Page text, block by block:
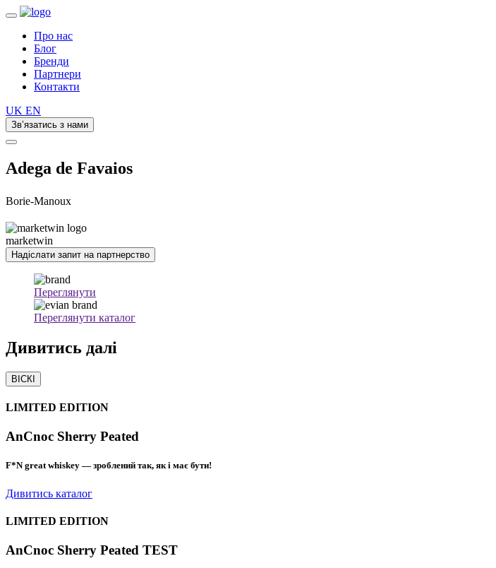
Про нас
Блог
Бренди
Партнери
Контакти
UK EN
Зв’язатись з нами
Adega de Favaios
Borie-Manoux
marketwin
Надіслати запит на партнерство
Переглянути
Переглянути каталог
Дивитись далі
ВІСКІ
LIMITED EDITION
AnCnoc Sherry Peated
F*N great whiskey — зроблений так, як і має бути!
Дивитись каталог
LIMITED EDITION
AnCnoc Sherry Peated TEST